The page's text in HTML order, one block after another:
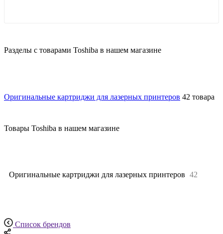
Разделы с товарами Toshiba в нашем магазине
Оригинальные картриджи для лазерных принтеров 42 товара
Товары Toshiba в нашем магазине
Оригинальные картриджи для лазерных принтеров 42
Список брендов